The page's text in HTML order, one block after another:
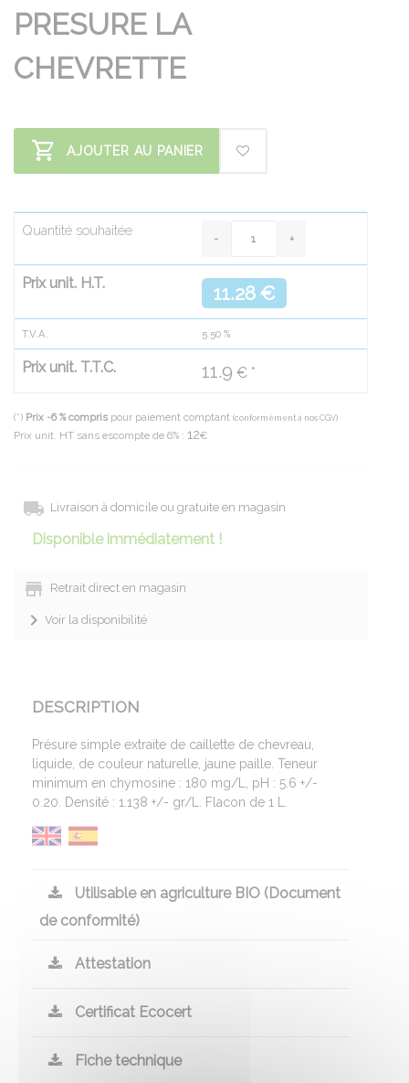
PRESURE LA
CHEVRETTE
AJOUTER AU PANIER
Quantité souhaitée
Prix unit. H.T. 11.28 €
T.V.A. 5.50 %
Prix unit. T.T.C. 11.9 € *
(*) Prix -6 % compris pour paiement comptant (conformément à nos CGV)
Prix unit. HT sans escompte de 6% : 12€
Livraison à domicile ou gratuite en magasin
Disponible immédiatement !
Retrait direct en magasin
Voir la disponibilité
DESCRIPTION
Présure simple extraite de caillette de chevreau,
liquide, de couleur naturelle, jaune paille. Teneur
minimum en chymosine : 180 mg/L, pH : 5.6 +/-
0.20. Densité : 1.138 +/- gr/L. Flacon de 1 L.
Utilisable en agriculture BIO (Document
de conformité)
Attestation
Certificat Ecocert
Fiche technique